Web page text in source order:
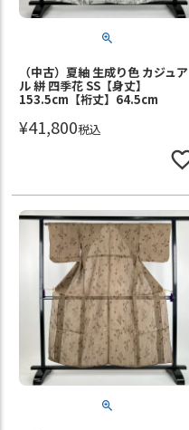
（中古）夏紬 生成り色 カジュア
ル 絣 四季花 SS【身丈】
153.5cm【裄丈】64.5cm
¥41,800税込